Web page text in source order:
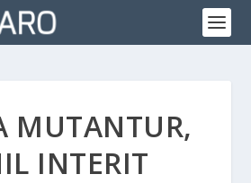
MUTANTUR,
INTERIT